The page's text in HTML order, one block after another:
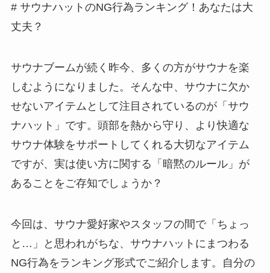
# サウナハットのNG行為ランキング！あなたは大
丈夫？
サウナブームが続く昨今、多くの方がサウナを楽
しむようになりました。そんな中、サウナに欠か
せないアイテムとして注目されているのが「サウ
ナハット」です。頭部を熱から守り、より快適な
サウナ体験をサポートしてくれる大切なアイテム
ですが、実は使い方に関する「暗黙のルール」が
あることをご存知でしょうか？
今回は、サウナ愛好家やスタッフの間で「ちょっ
と…」と思われがちな、サウナハットにまつわる
NG行為をランキング形式でご紹介します。自分の